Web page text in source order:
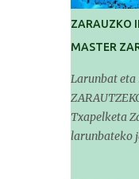
kiroldegian
Contreras
antolatutako
Goizeko
dira,
izango
ZARAUZKO
MASTER
Larunbat eta
Txapelketa
larunbateko